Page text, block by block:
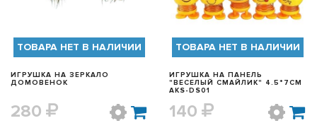
ТОВАРА НЕТ В НАЛИЧИИ
ИГРУШКА НА ЗЕРКАЛО
ДОМОВЕНОК
280
ТОВАРА НЕТ В НАЛИЧИИ
ИГРУШКА НА ПАНЕЛЬ
"ВЕСЕЛЫЙ СМАЙЛИК" 4.5*7СМ
AKS-DS01
140